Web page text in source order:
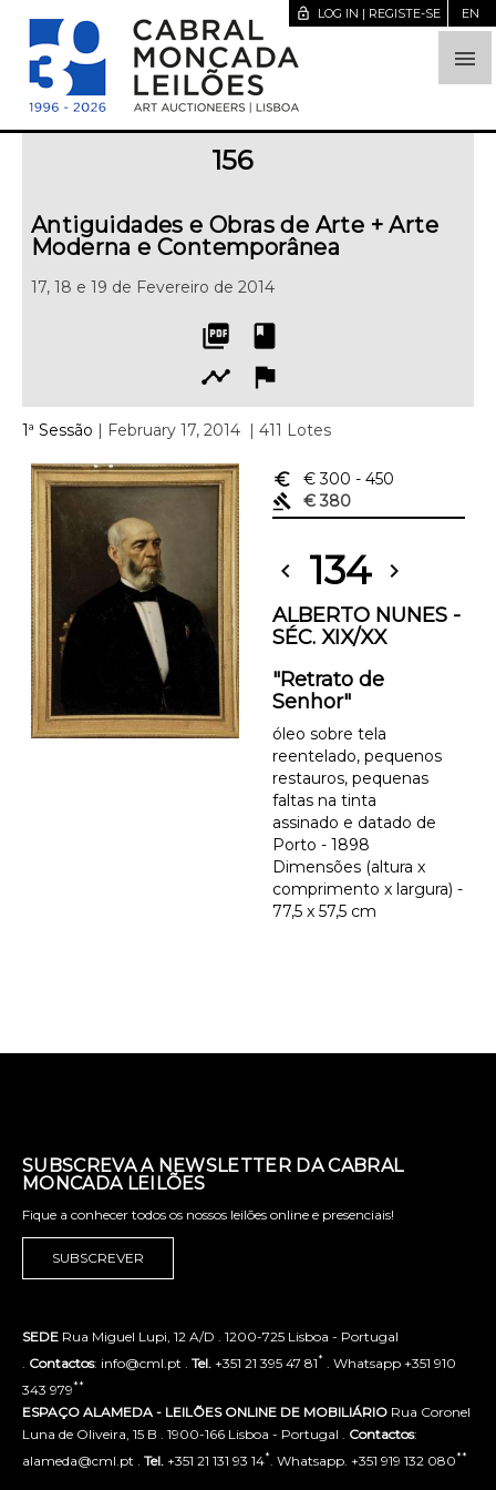

lock_open LOG IN | REGISTE-SE EN
156
Antiguidades e Obras de Arte + Arte
Moderna e Contemporânea
17, 18 e 19 de Fevereiro de 2014
picture_as_pdf
book
timeline
flag
1ª Sessão | February 17, 2014 | 411 Lotes
euro_symbol € 300 - 450
gavel
€ 380
chevron_left 134 chevron_right
ALBERTO NUNES -
SÉC. XIX/XX
"Retrato de
Senhor"
óleo sobre tela
reentelado, pequenos
restauros, pequenas
faltas na tinta
assinado e datado de
Porto - 1898
Dimensões (altura x
comprimento x largura) -
77,5 x 57,5 cm
SUBSCREVA A NEWSLETTER DA CABRAL
MONCADA LEILÕES
Fique a conhecer todos os nossos leilões online e presenciais!
SUBSCREVER
SEDE Rua Miguel Lupi, 12 A/D . 1200-725 Lisboa - Portugal
Contactos: info@cml.pt . Tel. +351 21 395 47 81* . Whatsapp +351 910
343 979**
ESPAÇO ALAMEDA - LEILÕES ONLINE DE MOBILIÁRIO Rua Coronel
Luna de Oliveira, 15 B . 1900-166 Lisboa - Portugal . Contactos:
alameda@cml.pt . Tel. +351 21 131 93 14* . Whatsapp. +351 919 132 080**